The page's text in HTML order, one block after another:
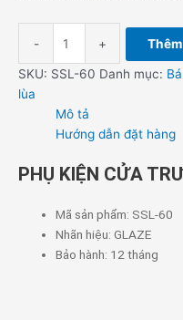
- +
SKU: SSL-60 Danh mục:
lùa
Mô tả
Hướng dẫn đặt hàng
PHỤ KIỆN CỬA
Mã sản phẩm: SSL-60
Nhãn hiệu: GLAZE
Bảo hành: 12 tháng